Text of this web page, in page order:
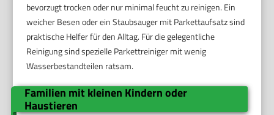
bevorzugt trocken oder nur minimal feucht zu reinigen. Ein
weicher Besen oder ein Staubsauger mit Parkettaufsatz sind
praktische Helfer für den Alltag. Für die gelegentliche
Reinigung sind spezielle Parkettreiniger mit wenig
Wasserbestandteilen ratsam.
Familien mit kleinen Kindern oder
Haustieren